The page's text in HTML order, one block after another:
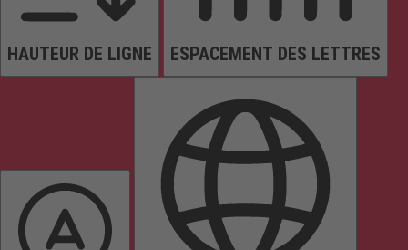
HAUTEUR DE LIGNE ESPACEMENT DES LETTRES